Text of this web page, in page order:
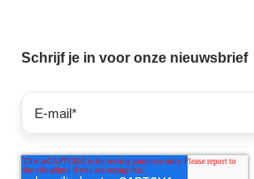
Schrijf je in voor onze nieuwsbrief